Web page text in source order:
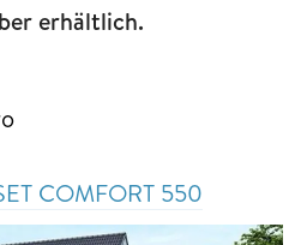
erhältlich.
COMFORT 550